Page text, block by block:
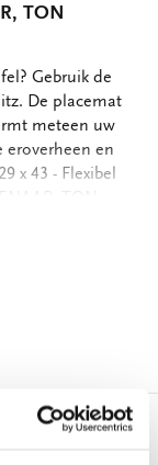
TON
Gebruik de
De placemat
meteen uw
eroverheen en
x 43 - Flexibel
vorm. De
Schulten. Of
Maak kennis
uit
soms zelfs
van
Toevoegen